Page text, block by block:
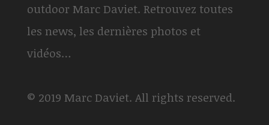
outdoor Marc Daviet. Retrouvez toutes
les news, les dernières photos et
vidéos…
© 2019 Marc Daviet. All rights reserved.